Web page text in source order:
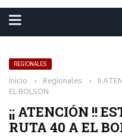
REGIONALES
Inicio › Regionales › ¡¡
EL BOLSON
¡¡ ATENCIÓN !!
RUTA 40 A EL